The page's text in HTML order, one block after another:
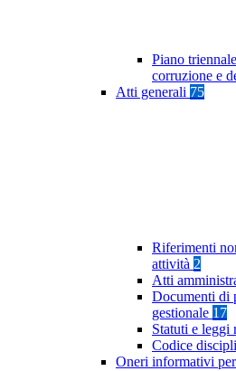
Piano
corruzione e
Atti generali 75
Riferimenti
attività 2
Atti
Documenti di
gestionale 17
Statuti e leggi
Codice
Oneri informativi